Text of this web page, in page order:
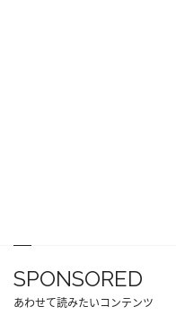
SPONSORED
あわせて読みたいコンテンツ